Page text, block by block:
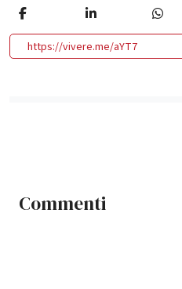
https://vivere.me/aYT7
Commenti